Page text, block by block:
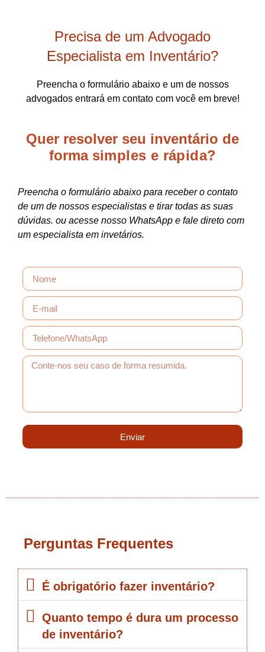
Precisa de um Advogado
Especialista em Inventário?
Preencha o formulário abaixo e um de nossos
advogados entrará em contato com você em breve!
Quer resolver seu inventário de
forma simples e rápida?
Preencha o formulário abaixo para receber o contato
de um de nossos especialistas e tirar todas as suas
dúvidas. ou acesse nosso WhatsApp e fale direto com
um especialista em invetários.
Enviar
Perguntas Frequentes
É obrigatório fazer inventário?
Quanto tempo é dura um processo
de inventário?